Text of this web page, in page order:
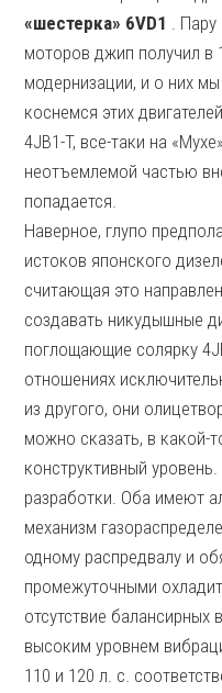
«шестерка» 6VD1 .
моторов джип получил в
модернизации, и о них
коснемся этих
4JB1-T, все-таки на
неотъемлемой частью
попадается.
Наверное, глупо
истоков японского
считающая это
создавать никудышные
поглощающие солярку
отношениях
из другого, они
можно сказать, в какой-
конструктивный
разработки. Оба имеют
механизм
одному распредвалу и
промежуточными
отсутствие
высоким уровнем
110 и 120 л. с.